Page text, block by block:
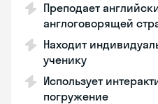
Преподает
англоговорящей
Находит
ученику
Использует
погружение